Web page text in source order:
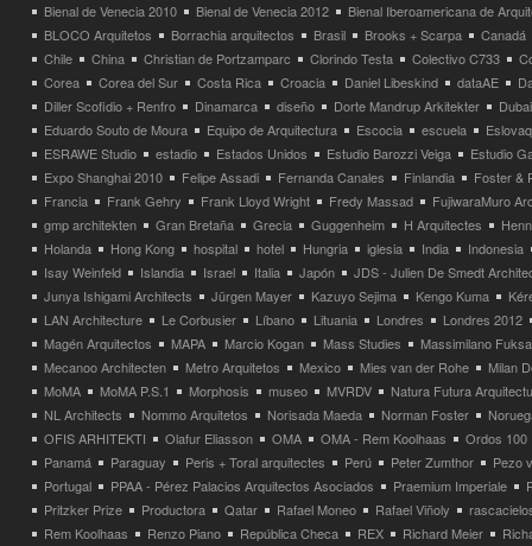
Bienal de Venecia 2010
Bienal de Venecia 2012
Bienal Iberoamericana de
BLOCO Arquitetos
Borrachia arquitectos Brasil Brooks + Scarpa
Canadá
Chile
China Christian de Portzamparc Clorindo Testa Colectivo C733
Corea
Corea del Sur Costa Rica Croacia Daniel Libeskind dataAE
Diller Scofidio + Renfro
Dinamarca diseño Dorte Mandrup Arkitekter
Dubai
Eduardo Souto de Moura
Equipo de Arquitectura Escocia escuela
ESRAWE Studio
estadio Estados Unidos Estudio Barozzi Veiga
Estudio
Expo Shanghai 2010
Felipe Assadi Fernanda Canales Finlandia
Foster &
Francia
Frank Gehry Frank Lloyd Wright Fredy Massad
FujiwaraMuro
gmp architekten
Gran Bretaña Grecia Guggenheim H Arquitectes
Holanda
Hong Kong hospital hotel Hungria iglesia India
Indonesia
Isay Weinfeld
Islandia Israel Italia Japón
JDS - Julien De Smedt
Junya Ishigami Architects
Jürgen Mayer Kazuyo Sejima Kengo Kuma
LAN Architecture
Le Corbusier Líbano Lituania Londres
Londres 2012
Magén Arquitectos
MAPA Marcio Kogan Mass Studies
Massimilano
Mecanoo Architecten
Metro Arquitetos Mexico Mies van der Rohe
Milan
MoMA
MoMA P.S.1 Morphosis museo MVRDV
Natura Futura
NL Architects
Nommo Arquitetos Norisada Maeda Norman Foster
OFIS ARHITEKTI
Olafur Eliasson OMA OMA - Rem Koolhaas
Ordos 100
Panamá
Paraguay Peris + Toral arquitectes Perú Peter Zumthor
Pezo
Portugal
PPAA - Pérez Palacios Arquitectos Asociados Praemium Imperiale
Pritzker Prize
Productora Qatar Rafael Moneo Rafael Viñoly
Rem Koolhaas
Renzo Piano República Checa REX Richard Meier